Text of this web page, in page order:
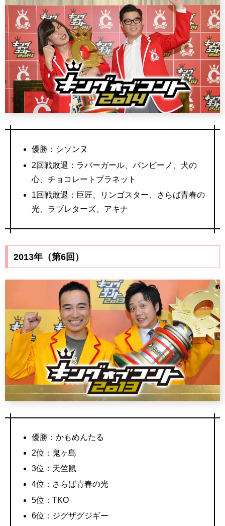
優勝：シソンヌ
2回戦敗退：ラバーガール、バンビーノ、犬の
心、チョコレートプラネット
1回戦敗退：巨匠、リンゴスター、さらば青春の
光、ラブレターズ、アキナ
2013年（第6回）
優勝：かもめんたる
2位：鬼ヶ島
3位：天竺鼠
4位：さらば青春の光
5位：TKO
6位：ジグザグジギー